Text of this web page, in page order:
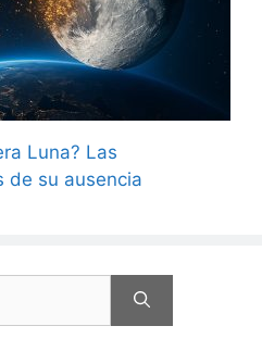
Luna? Las
de su ausencia